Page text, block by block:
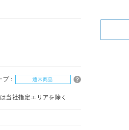
： 通常商品
当社指定エリアを除く